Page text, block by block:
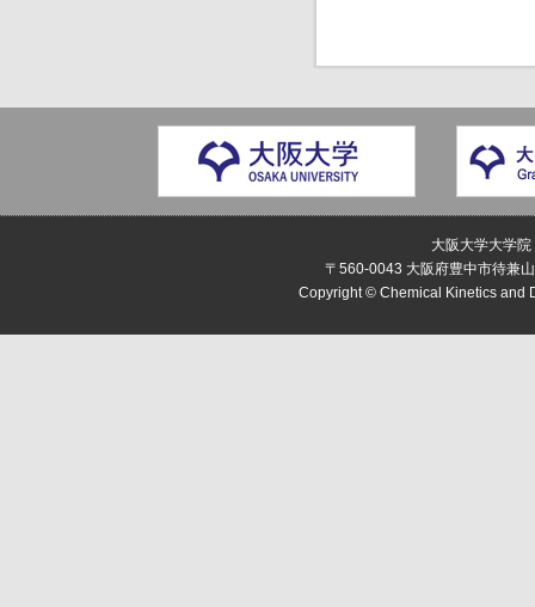
大阪大学大学
〒560-0043 大阪府豊中市待兼
Copyright © Chemical Kinetics and